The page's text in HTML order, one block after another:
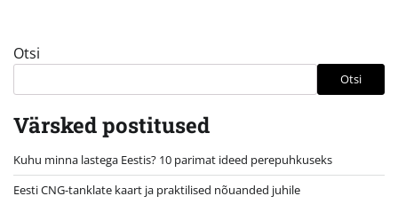
Otsi
Otsi
Värsked postitused
Kuhu minna lastega Eestis? 10 parimat ideed perepuhkuseks
Eesti CNG-tanklate kaart ja praktilised nõuanded juhile